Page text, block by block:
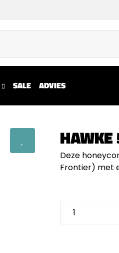
SALE ADVIES
HAWKE
Deze
Frontier) met